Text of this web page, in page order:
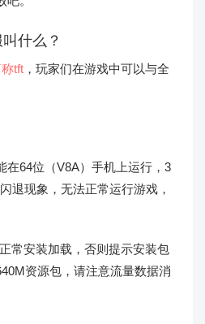
什么？
tft ，玩家们在游戏中可以与全
在64位（V8A）手机上运行，3
退现象，无法正常运行游戏，
常安装加载，否则提示安装包
资源包，请注意流量数据消